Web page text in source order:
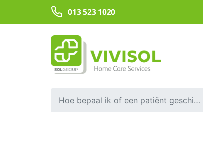
Overslaan en naar hoofdinhoud gaan
013 523 1020
Hoe bepaal ik of een patiënt geschikt is voor een on-demand mobiele zuurstofvoorziening?